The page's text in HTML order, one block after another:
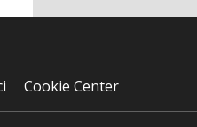
Cookie Center